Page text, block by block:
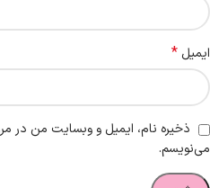
ایمیل *
ذخیره نام، ایمیل و وبسایت من در
می‌نویسم.